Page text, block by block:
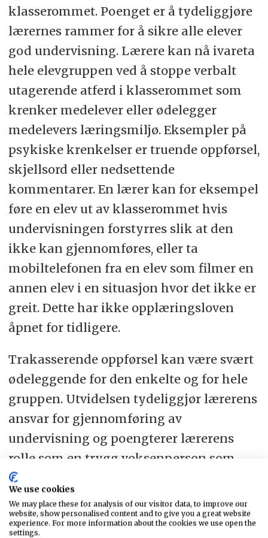
klasserommet. Poenget er å tydeliggjøre
lærernes rammer for å sikre alle elever
god undervisning. Lærere kan nå ivareta
hele elevgruppen ved å stoppe verbalt
utagerende atferd i klasserommet som
krenker medelever eller ødelegger
medelevers læringsmiljø. Eksempler på
psykiske krenkelser er truende oppførsel,
skjellsord eller nedsettende
kommentarer. En lærer kan for eksempel
føre en elev ut av klasserommet hvis
undervisningen forstyrres slik at den
ikke kan gjennomføres, eller ta
mobiltelefonen fra en elev som filmer en
annen elev i en situasjon hvor det ikke er
greit. Dette har ikke opplæringsloven
åpnet for tidligere.
Trakasserende oppførsel kan være svært
ødeleggende for den enkelte og for hele
gruppen. Utvidelsen tydeliggjør lærerens
ansvar for gjennomføring av
undervisning og poengterer lærerens
rolle som en trygg voksenperson som
skaper et godt skolemiljø for alle.
Noen vil si at bestemmelsen er skjerpet,
andre vil si at den bygger på skolens
We use cookies
We may place these for analysis of our visitor data, to improve our
website, show personalised content and to give you a great website
experience. For more information about the cookies we use open the
settings.